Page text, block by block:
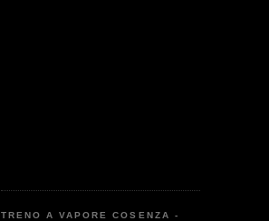
TRENO A VAPORE COSENZA -